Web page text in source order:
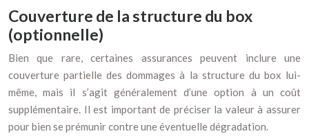
Couverture de la structure du box
(optionnelle)
Bien que rare, certaines assurances peuvent inclure une
couverture partielle des dommages à la structure du box lui-
même, mais il s’agit généralement d’une option à un coût
supplémentaire. Il est important de préciser la valeur à assurer
pour bien se prémunir contre une éventuelle dégradation.